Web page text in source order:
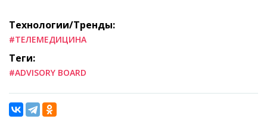
Технологии/Тренды:
#ТЕЛЕМЕДИЦИНА
Теги:
#ADVISORY BOARD